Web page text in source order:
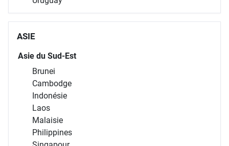
ASIE
Asie du Sud-Est
Brunei
Cambodge
Indonésie
Laos
Malaisie
Philippines